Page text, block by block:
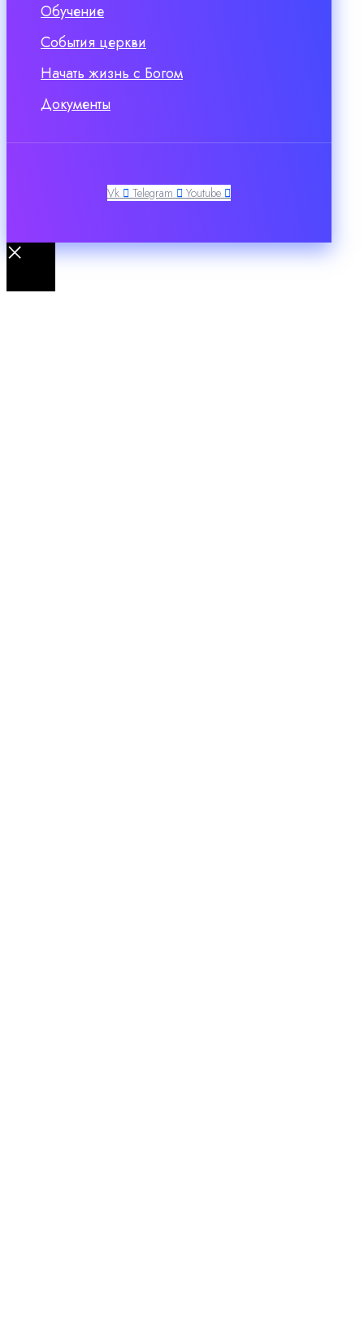
Обучение
События церкви
Начать жизнь с Богом
Документы
Vk Telegram Youtube